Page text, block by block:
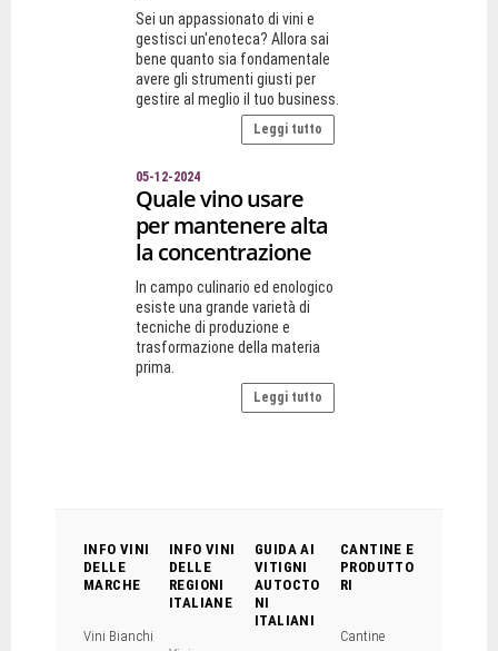
Sei un appassionato di vini e
gestisci un'enoteca? Allora sai
bene quanto sia fondamentale
avere gli strumenti giusti per
gestire al meglio il tuo business.
Leggi tutto
05-12-2024
Quale vino usare
per mantenere alta
la concentrazione
In campo culinario ed enologico
esiste una grande varietà di
tecniche di produzione e
trasformazione della materia
prima.
Leggi tutto
INFO VINI
DELLE
MARCHE
Vini Bianchi
INFO VINI
DELLE
REGIONI
ITALIANE
GUIDA AI
VITIGNI
AUTOCTO
NI
ITALIANI
CANTINE E
PRODUTTO
RI
Cantine